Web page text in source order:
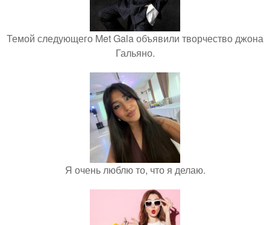
Темой следующего Met Gala объявили творчество джона
Гальяно.
Я очень люблю то, что я делаю.